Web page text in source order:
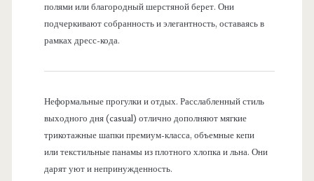
полями или благородный шерстяной берет. Они
подчеркивают собранность и элегантность, оставаясь в
рамках дресс-кода.
Неформальные прогулки и отдых. Расслабленный стиль
выходного дня (casual) отлично дополняют мягкие
трикотажные шапки премиум-класса, объемные кепи
или текстильные панамы из плотного хлопка и льна. Они
дарят уют и непринужденность.